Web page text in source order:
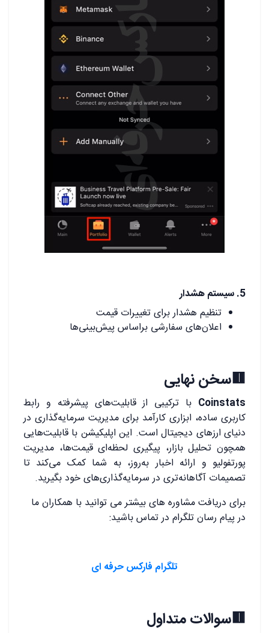
5. سیستم هشدار
تنظیم هشدار برای تغییرات قیمت
اعلان‌های سفارشی براساس پیش‌بینی‌ها
🟥سخن نهایی
Coinstats با ترکیبی از قابلیت‌های پیشرفته و رابط
کاربری ساده، ابزاری کارآمد برای مدیریت سرمایه‌گذاری در
دنیای ارزهای دیجیتال است. این اپلیکیشن با قابلیت‌هایی
همچون تحلیل بازار، پیگیری لحظه‌ای قیمت‌ها، مدیریت
پورتفولیو و ارائه اخبار به‌روز، به شما کمک می‌کند تا
تصمیمات آگاهانه‌تری در سرمایه‌گذاری‌های خود بگیرید.
برای دریافت مشاوره های بیشتر می توانید با همکاران ما
در پیام رسان تلگرام در تماس باشید:
تلگرام فارکس حرفه ای
🟥سوالات متداول